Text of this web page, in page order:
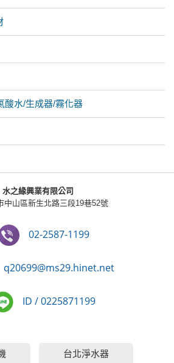
酸水/生成器/霧化器
水之緣興業有限公司
中山區新生北路三段19巷52號
02-2587-1199
q20699@ms29.hinet.net
ID / 0225871199
台北淨水器